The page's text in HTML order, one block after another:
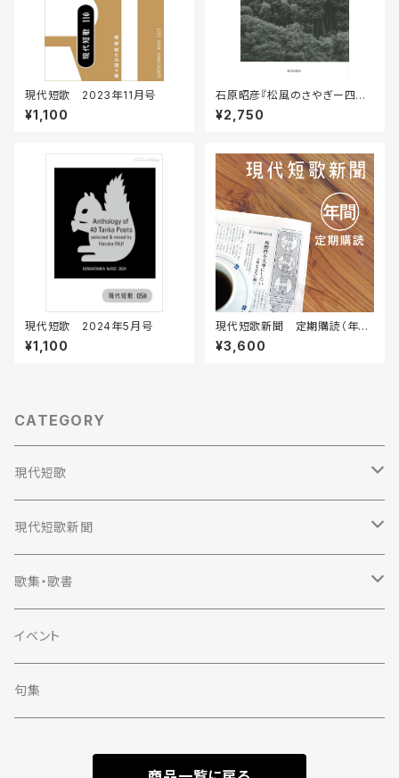
現代短歌 2023年11月号
¥1,100
石原昭彦『松風のさやぎー四国
遍路の歌』
¥2,750
現代短歌 2024年5月号
¥1,100
現代短歌新聞 定期購読（年
間）
¥3,600
CATEGORY
現代短歌
定期購読
2023年
2022年
2021年
現代短歌新聞
定期購読
2023年
2022年
歌集・歌書
歌集
単行本
評論
イベント
句集